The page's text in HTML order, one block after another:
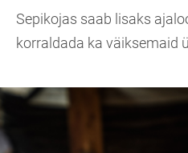
Sepikojas saab lisaks
korraldada ka väiksemaid